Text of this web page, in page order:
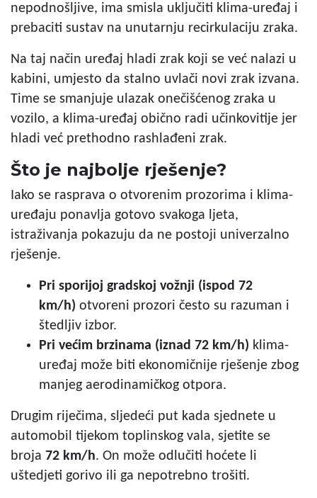
nepodnošljive, ima smisla uključiti klima-uređaj i
prebaciti sustav na unutarnju recirkulaciju zraka.
Na taj način uređaj hladi zrak koji se već nalazi u
kabini, umjesto da stalno uvlači novi zrak izvana.
Time se smanjuje ulazak onečišćenog zraka u
vozilo, a klima-uređaj obično radi učinkovitije jer
hladi već prethodno rashlađeni zrak.
Što je najbolje rješenje?
Iako se rasprava o otvorenim prozorima i klima-
uređaju ponavlja gotovo svakoga ljeta,
istraživanja pokazuju da ne postoji univerzalno
rješenje.
Pri sporijoj gradskoj vožnji (ispod 72
km/h) otvoreni prozori često su razuman i
štedljiv izbor.
Pri većim brzinama (iznad 72 km/h) klima-
uređaj može biti ekonomičnije rješenje zbog
manjeg aerodinamičkog otpora.
Drugim riječima, sljedeći put kada sjednete u
automobil tijekom toplinskog vala, sjetite se
broja 72 km/h. On može odlučiti hoćete li
uštedjeti gorivo ili ga nepotrebno trošiti.